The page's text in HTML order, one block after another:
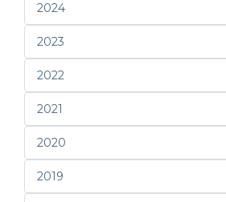
2024
2023
2022
2021
2020
2019